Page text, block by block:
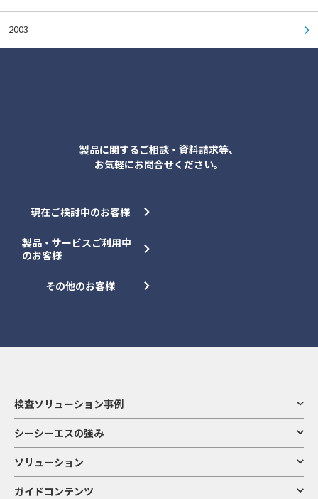
2003
製品に関するご相談・資料請求等、
お気軽にお問合せください。
現在ご検討中のお客様
製品・サービスご利用中
のお客様
その他のお客様
検査ソリューション事例
シーシーエスの強み
ソリューション
ガイドコンテンツ